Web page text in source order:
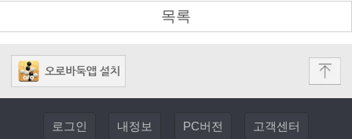
목록
로그인 내정보 PC버전 고객센터